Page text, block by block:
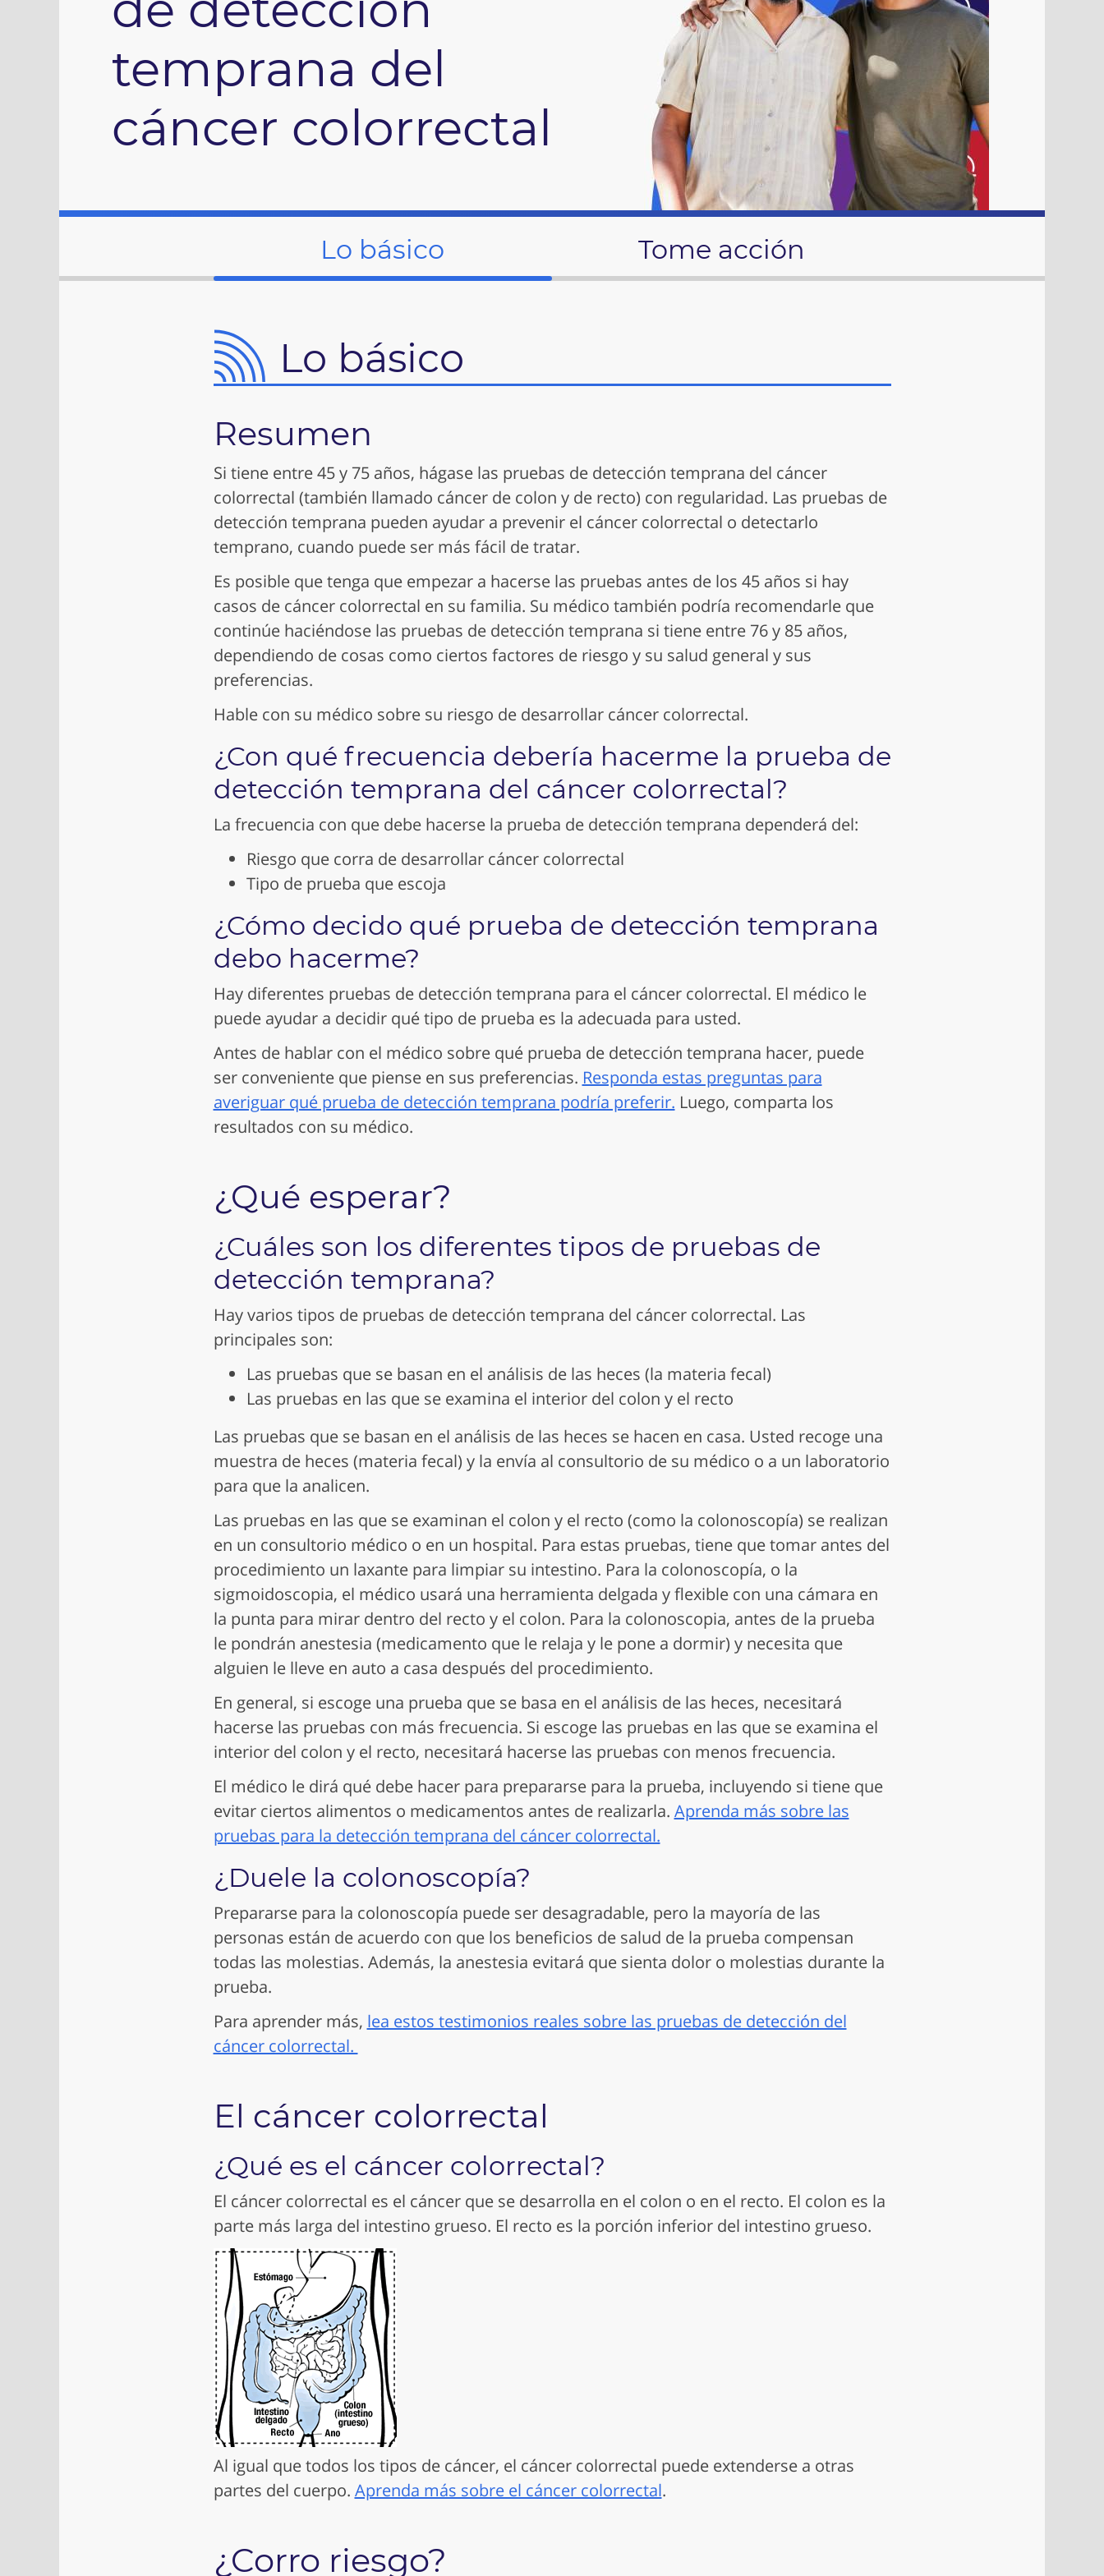
temprana del
cáncer colorrectal
Lo básico Tome acción
Lo básico
Resumen
Si tiene entre 45 y 75 años, hágase las pruebas de detección temprana del cáncer
colorrectal (también llamado cáncer de colon y de recto) con regularidad. Las pruebas de
detección temprana pueden ayudar a prevenir el cáncer colorrectal o detectarlo
temprano, cuando puede ser más fácil de tratar.
Es posible que tenga que empezar a hacerse las pruebas antes de los 45 años si hay
casos de cáncer colorrectal en su familia. Su médico también podría recomendarle que
continúe haciéndose las pruebas de detección temprana si tiene entre 76 y 85 años,
dependiendo de cosas como ciertos factores de riesgo y su salud general y sus
preferencias.
Hable con su médico sobre su riesgo de desarrollar cáncer colorrectal.
¿Con qué frecuencia debería hacerme la prueba de
detección temprana del cáncer colorrectal?
La frecuencia con que debe hacerse la prueba de detección temprana dependerá del:
Riesgo que corra de desarrollar cáncer colorrectal
Tipo de prueba que escoja
¿Cómo decido qué prueba de detección temprana
debo hacerme?
Hay diferentes pruebas de detección temprana para el cáncer colorrectal. El médico le
puede ayudar a decidir qué tipo de prueba es la adecuada para usted.
Antes de hablar con el médico sobre qué prueba de detección temprana hacer, puede
ser conveniente que piense en sus preferencias. Responda estas preguntas para
averiguar qué prueba de detección temprana podría preferir. Luego, comparta los
resultados con su médico.
¿Qué esperar?
¿Cuáles son los diferentes tipos de pruebas de
detección temprana?
Hay varios tipos de pruebas de detección temprana del cáncer colorrectal. Las
principales son:
Las pruebas que se basan en el análisis de las heces (la materia fecal)
Las pruebas en las que se examina el interior del colon y el recto
Las pruebas que se basan en el análisis de las heces se hacen en casa. Usted recoge una
muestra de heces (materia fecal) y la envía al consultorio de su médico o a un laboratorio
para que la analicen.
Las pruebas en las que se examinan el colon y el recto (como la colonoscopía) se realizan
en un consultorio médico o en un hospital. Para estas pruebas, tiene que tomar antes del
procedimiento un laxante para limpiar su intestino. Para la colonoscopía, o la
sigmoidoscopia, el médico usará una herramienta delgada y flexible con una cámara en
la punta para mirar dentro del recto y el colon. Para la colonoscopia, antes de la prueba
le pondrán anestesia (medicamento que le relaja y le pone a dormir) y necesita que
alguien le lleve en auto a casa después del procedimiento.
En general, si escoge una prueba que se basa en el análisis de las heces, necesitará
hacerse las pruebas con más frecuencia. Si escoge las pruebas en las que se examina el
interior del colon y el recto, necesitará hacerse las pruebas con menos frecuencia.
El médico le dirá qué debe hacer para prepararse para la prueba, incluyendo si tiene que
evitar ciertos alimentos o medicamentos antes de realizarla. Aprenda más sobre las
pruebas para la detección temprana del cáncer colorrectal.
¿Duele la colonoscopía?
Prepararse para la colonoscopía puede ser desagradable, pero la mayoría de las
personas están de acuerdo con que los beneficios de salud de la prueba compensan
todas las molestias. Además, la anestesia evitará que sienta dolor o molestias durante la
prueba.
Para aprender más, lea estos testimonios reales sobre las pruebas de detección del
cáncer colorrectal.
El cáncer colorrectal
¿Qué es el cáncer colorrectal?
El cáncer colorrectal es el cáncer que se desarrolla en el colon o en el recto. El colon es la
parte más larga del intestino grueso. El recto es la porción inferior del intestino grueso.
Al igual que todos los tipos de cáncer, el cáncer colorrectal puede extenderse a otras
partes del cuerpo. Aprenda más sobre el cáncer colorrectal.
¿Corro riesgo?